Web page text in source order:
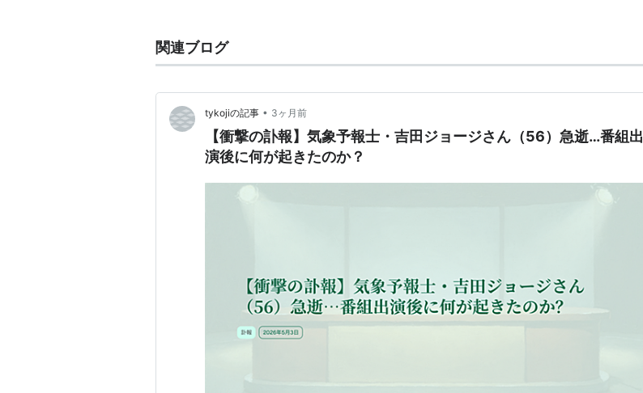
関連ブログ
tykojiの記事 • 3ヶ月前
【衝撃の訃報】気象予報士・吉田ジョージさん（56）急逝…番組出
演後に何が起きたのか？